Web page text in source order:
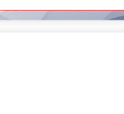
消费